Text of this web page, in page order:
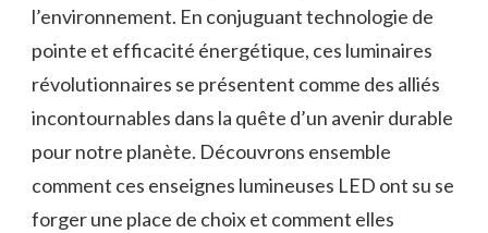
l’environnement. En conjuguant ⁤technologie de
pointe et efficacité énergétique, ces⁣ luminaires
révolutionnaires se présentent comme⁤ des alliés
incontournables dans la quête d’un ⁤avenir durable
pour notre planète.⁢ Découvrons ensemble
comment ces enseignes lumineuses⁤ LED ont⁢ su se​
forger ⁤une place de‌ choix et comment ‍elles‌